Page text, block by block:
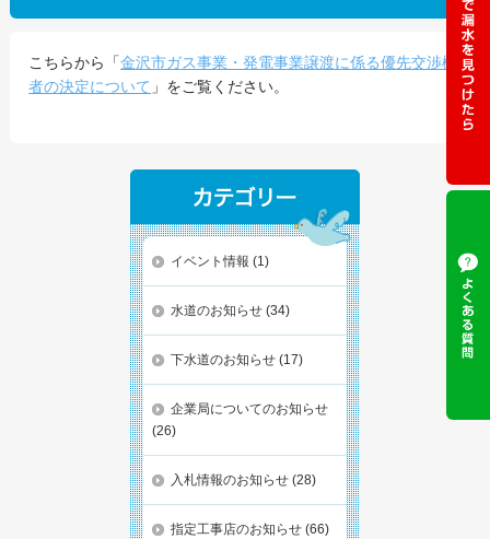
こちらから「金沢市ガス事業・発電事業譲渡に係る優先交渉権
者の決定について 」をご覧ください。
イベント情報 (1)
水道のお知らせ (34)
下水道のお知らせ (17)
企業局についてのお知らせ
(26)
入札情報のお知らせ (28)
指定工事店のお知らせ (66)